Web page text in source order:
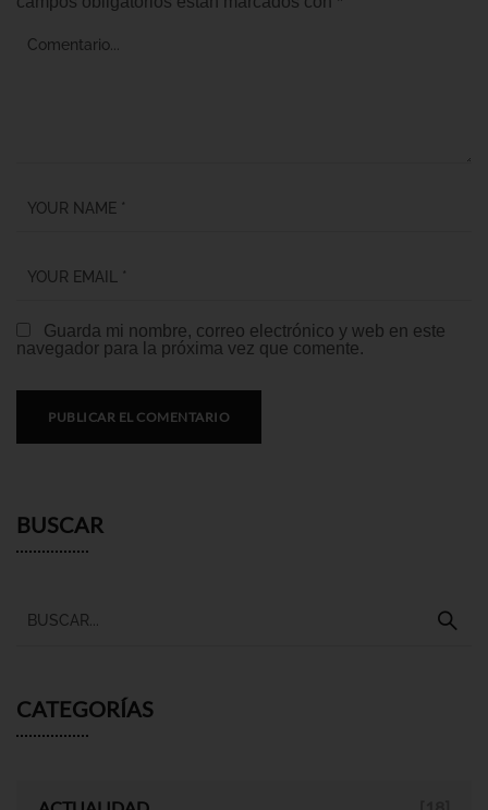
Guarda mi nombre, correo electrónico y web en este
navegador para la próxima vez que comente.
BUSCAR
CATEGORÍAS